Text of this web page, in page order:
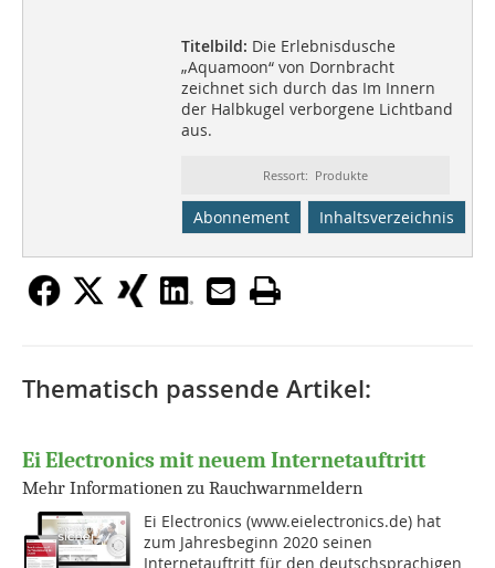
Titelbild: Die Erlebnisdusche
„Aquamoon“ von Dornbracht
zeichnet sich durch das Im Innern
der Halbkugel verborgene Lichtband
aus.
Ressort: Produkte
Abonnement Inhaltsverzeichnis
Thematisch passende Artikel:
Ei Electronics mit neuem Internetauftritt
Mehr Informationen zu Rauchwarnmeldern
Ei Electronics (www.eielectronics.de) hat
zum Jahresbeginn 2020 seinen
Internetauftritt für den deutschsprachigen